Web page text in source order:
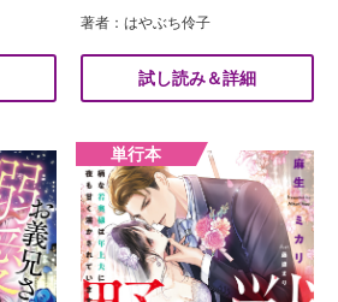
著者：はやぶち伶子
試し読み＆詳細